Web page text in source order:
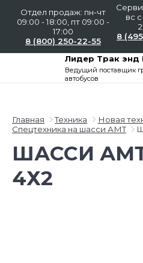
Отдел продаж: пн-чт
09:00 - 18:00, пт 09:00 -
17:00
8 (800) 250-22-55
вс
8
Лидер Трак энд
Ведущий поставщик
автобусов
Главная Техника Новая
Спецтехника на шасси АМТ
ШАССИ АМТ
4Х2